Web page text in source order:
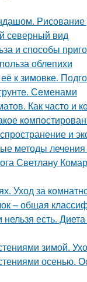
северный вид
и способы
облепихи
к зимовке.
Семенами
Как часто и
и
методы
Светлану
Уход за
– общая
есть.
зимой.
осенью.